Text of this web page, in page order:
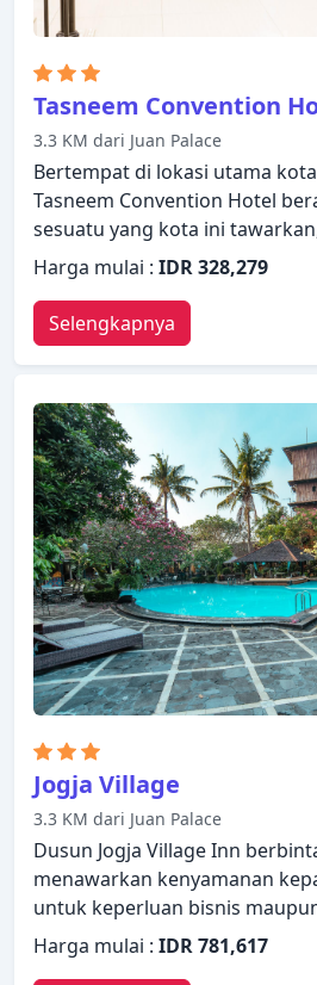
Tasneem Convention
3.3 KM dari Juan Palace
Bertempat di lokasi utama
Tasneem Convention Hotel
sesuatu yang kota ini
pintu kamar Anda. Dengan
layanan, properti ini
Anda butuhkan untuk
WiFi gratis di semua kamar,
kebersihan harian, resepsionis
penyimpanan barang
berbagai fasilitas yang
dirancang untuk memberikan
optimal dengan dekorasi dan
seperti akses internet WiFi
telepon, televisi. Akses ke
akan meningkatkan kepuasan
pun alasan Anda mengunjungi
Tasneem Convention Hotel
langsung merasa seperti di
Harga mulai : IDR 328,279
Selengkapnya
Jogja Village
3.3 KM dari Juan Palace
Dusun Jogja Village Inn
menawarkan kenyamanan
untuk keperluan bisnis
Yogyakarta. Dengan daftar
tamu akan merasakan
Harga mulai : IDR 781,617